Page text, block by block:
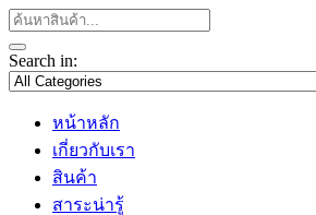
Search in:
หน้าหลัก
เกี่ยวกับเรา
สินค้า
สาระน่ารู้